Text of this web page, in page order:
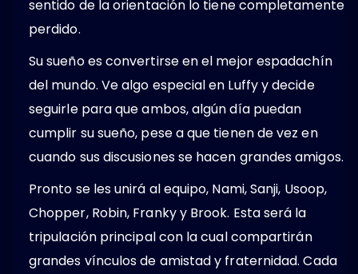
sentido de la orientación lo tiene completamente
perdido.
Su sueño es convertirse en el mejor espadachín
del mundo. Ve algo especial en Luffy y decide
seguirle para que ambos, algún día puedan
cumplir su sueño, pese a que tienen de vez en
cuando sus discusiones se hacen grandes amigos.
Pronto se les unirá al equipo, Nami, Sanji, Usoop,
Chopper, Robin, Franky y Brook. Esta será la
tripulación principal con la cual compartirán
grandes vínculos de amistad y fraternidad. Cada